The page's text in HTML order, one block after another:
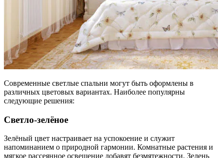
Современные светлые спальни могут быть оформлены в
различных цветовых вариантах. Наиболее популярны
следующие решения:
Светло-зелёное
Зелёный цвет настраивает на успокоение и служит
напоминанием о природной гармонии. Комнатные растения и
мягкое рассеянное освещение добавят безмятежности. Зелень